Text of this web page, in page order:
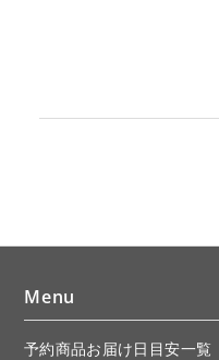
Menu
予約商品お届け日目安一覧